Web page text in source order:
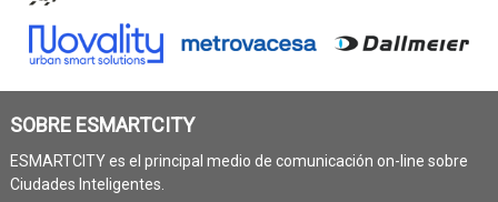
SOBRE ESMARTCITY
ESMARTCITY es el principal medio de comunicación on-line sobre
Ciudades Inteligentes.